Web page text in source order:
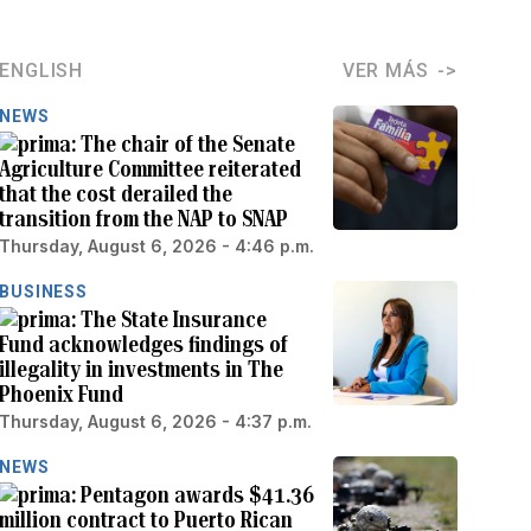
ENGLISH VER MÁS
NEWS
The chair of the Senate
Agriculture Committee reiterated
that the cost derailed the
transition from the NAP to SNAP
Thursday, August 6, 2026 - 4:46 p.m.
BUSINESS
The State Insurance
Fund acknowledges findings of
illegality in investments in The
Phoenix Fund
Thursday, August 6, 2026 - 4:37 p.m.
NEWS
Pentagon awards $41.36
million contract to Puerto Rican